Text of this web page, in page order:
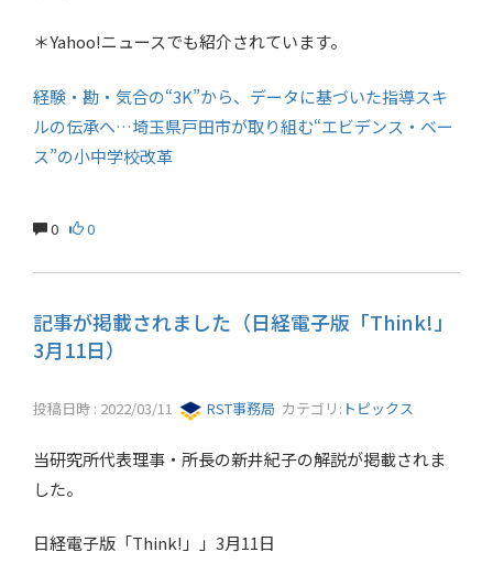
＊Yahoo!ニュースでも紹介されています。
経験・勘・気合の“3K”から、データに基づいた指導スキ
ルの伝承へ…埼玉県戸田市が取り組む“エビデンス・ベー
ス”の小中学校改革
0 0
記事が掲載されました（日経電子版「Think!」
3月11日）
投稿日時 : 2022/03/11 RST事務局 カテゴリ: トピックス
当研究所代表理事・所長の新井紀子の解説が掲載されま
した。
日経電子版「Think!」」3月11日